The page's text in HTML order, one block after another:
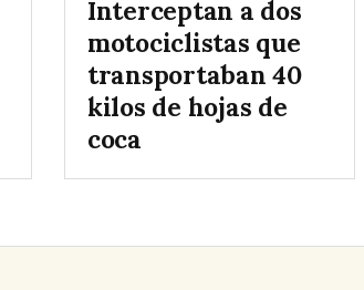
Interceptan a dos
motociclistas que
transportaban 40
kilos de hojas de
coca